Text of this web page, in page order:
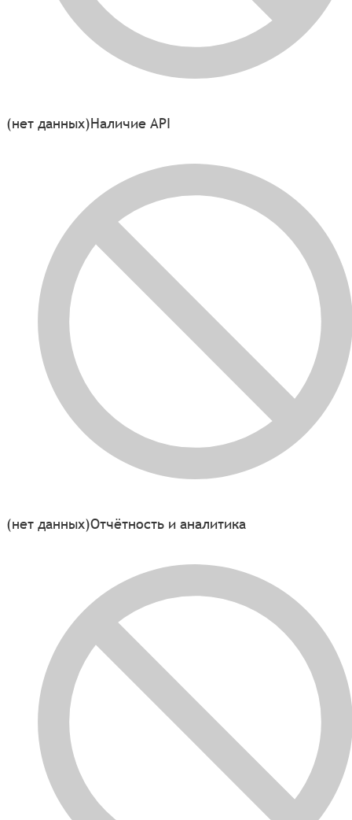
(нет данных)Наличие API
(нет данных)Отчётность и аналитика